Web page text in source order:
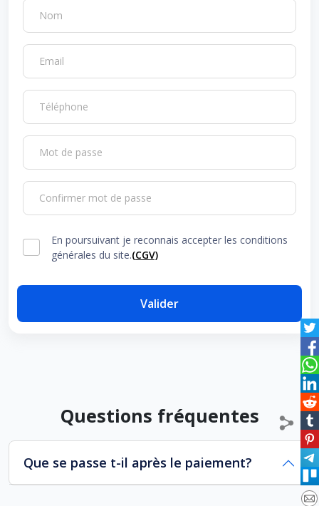
Nom
Email
Téléphone
Mot de passe
Confirmer mot de passe
En poursuivant je reconnais accepter les conditions
générales du site.(CGV)
Valider
Questions fréquentes
Que se passe t-il après le paiement?